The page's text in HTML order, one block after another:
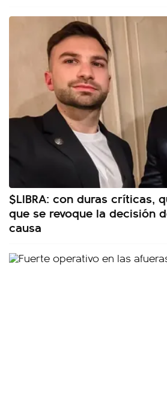
$LIBRA: con duras críticas,
que se revoque la decisión
causa